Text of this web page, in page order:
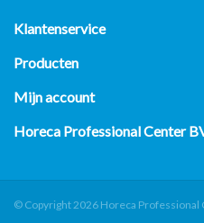
Klantenservice
Producten
Mijn account
Horeca Professional Center
© Copyright 2026 Horeca Professional